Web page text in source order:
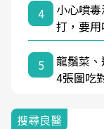
4
小心噴
打，要
5
龍鬚菜
4張圖吃
搜尋良醫